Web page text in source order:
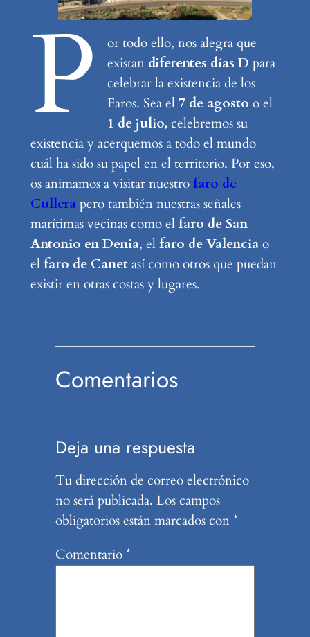
P
or todo ello, nos alegra que
existan diferentes días D para
celebrar la existencia de los
Faros. Sea el7 de agosto o el
1 de julio, celebremos su
existencia y acerquemos a todo el mundo
cuál ha sido su papel en el territorio. Por eso,
os animamos a visitar nuestrofaro de
Cullerapero también nuestras señales
marítimas vecinas como elfaro de San
Antonio en Denia, elfaro de Valenciao
elfaro de Canetasí como otros que puedan
existir en otras costas y lugares.
Comentarios
Deja una respuesta
Tu dirección de correo electrónico
no será publicada. Los campos
obligatorios están marcados con*
Comentario*